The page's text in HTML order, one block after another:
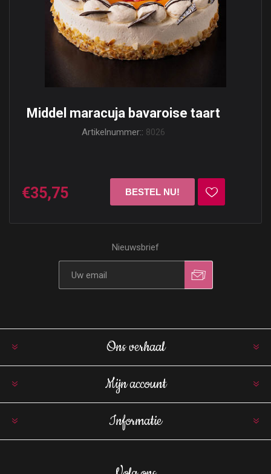
Middel maracuja bavaroise taart
Artikelnummer:: 8026
€35,75
Nieuwsbrief
Ons verhaal
Mijn account
Informatie